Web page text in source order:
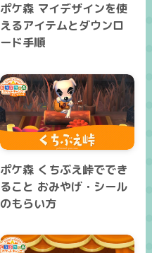
ポケ森 マイデザインを使
えるアイテムとダウンロ
ード手順
ポケ森 くちぶえ峠ででき
ること おみやげ・シール
のもらい方